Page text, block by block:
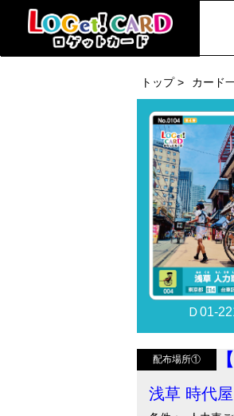
トップ > カード
Ｄ01-
配布場所①
浅草 時代